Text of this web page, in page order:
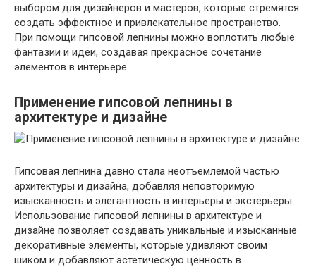
выбором для дизайнеров и мастеров, которые стремятся
создать эффектное и привлекательное пространство.
При помощи гипсовой лепнины можно воплотить любые
фантазии и идеи, создавая прекрасное сочетание
элементов в интерьере.
Применение гипсовой лепнины в
архитектуре и дизайне
Гипсовая лепнина давно стала неотъемлемой частью
архитектуры и дизайна, добавляя неповторимую
изысканность и элегантность в интерьеры и экстерьеры.
Использование гипсовой лепнины в архитектуре и
дизайне позволяет создавать уникальные и изысканные
декоративные элементы, которые удивляют своим
шиком и добавляют эстетическую ценность в